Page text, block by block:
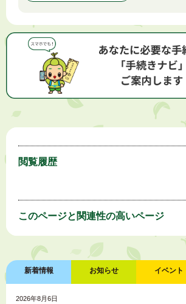
閲覧履歴
このページと 関連性の高いページ
新着情報 お知らせ イベント
2026年8月6日